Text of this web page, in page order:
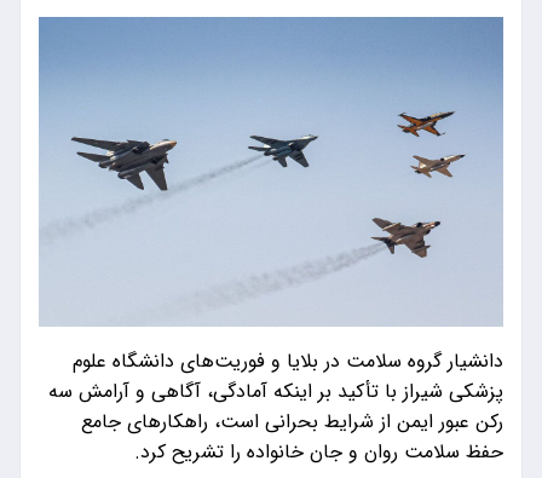
دانشیار گروه سلامت در بلایا و فوریت‌های دانشگاه علوم
پزشکی شیراز با تأکید بر اینکه آمادگی، آگاهی و آرامش سه
رکن عبور ایمن از شرایط بحرانی است، راهکارهای جامع
حفظ سلامت روان و جان خانواده را تشریح کرد.